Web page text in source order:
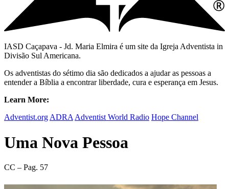
IASD Caçapava - Jd. Maria Elmira é um site da Igreja Adventista in
Divisão Sul Americana.
Os adventistas do sétimo dia são dedicados a ajudar as pessoas a
entender a Bíblia a encontrar liberdade, cura e esperança em Jesus.
Learn More:
Adventist.org ADRA Adventist World Radio Hope Channel
Uma Nova Pessoa
CC – Pag. 57